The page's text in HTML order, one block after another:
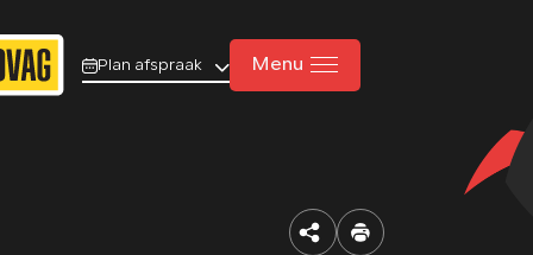
Plan afspraak Menu
Aanbod